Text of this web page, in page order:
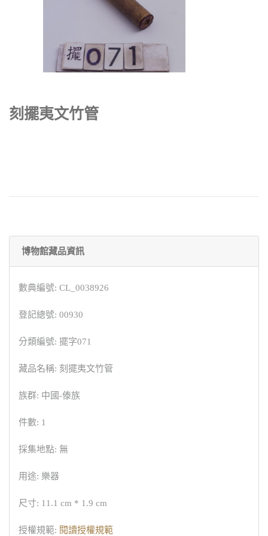
刻擺夷文竹管
博物館藏品資訊
數典編號: CL_0038926
登記總號: 00930
分類編號: 擺字071
藏品名稱: 刻擺夷文竹管
族群: 中國-傣族
件數: 1
採集地點: 無
用途: 樂器
尺寸: 11.1 cm * 1.9 cm
授權規範: 閱讀授權規範